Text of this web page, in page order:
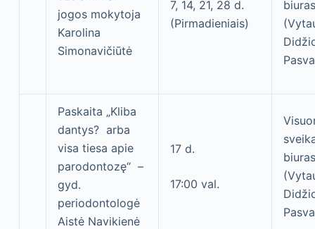
jogos mokytoja
Karolina
Simonavičiūtė
7, 14, 21, 28 d.
(Pirmadieniais)
biuras
Paskaita „Kliba
dantys? arba
visa tiesa apie
parodontozę“ –
gyd.
periodontologė
Aistė Navikienė
17 d.
17:00 val.
biuras